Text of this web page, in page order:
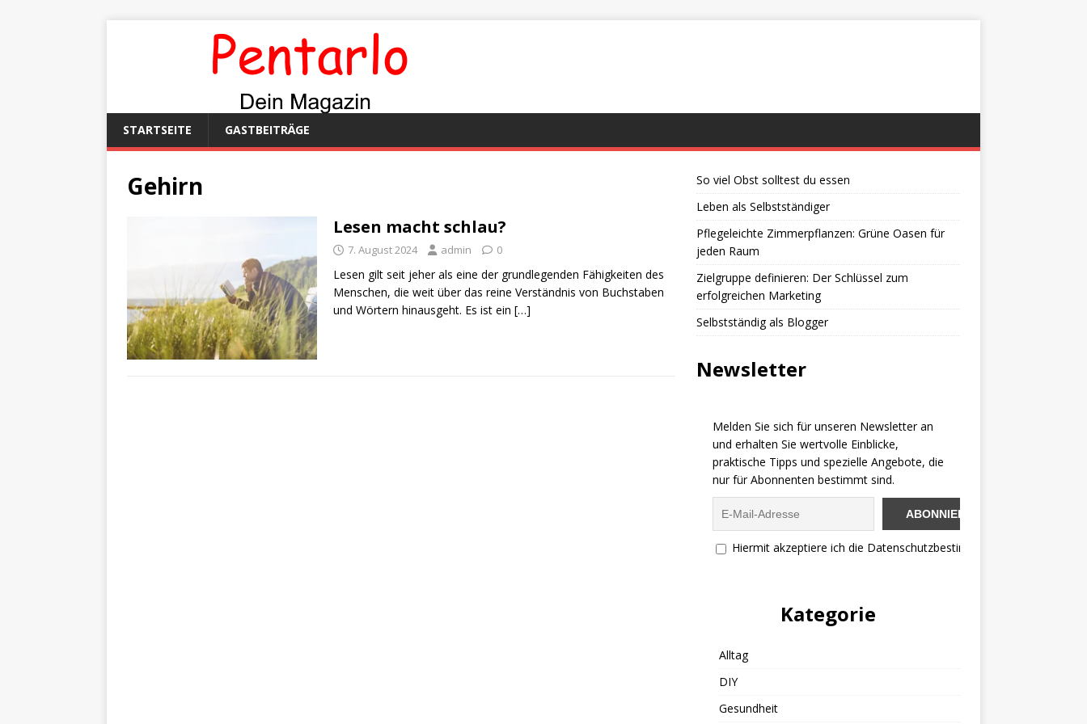
STARTSEITE GASTBEITRÄGE
Gehirn
Lesen macht schlau?
7. August 2024 admin 0
Lesen gilt seit jeher als eine der grundlegenden Fähigkeiten des
Menschen, die weit über das reine Verständnis von Buchstaben
und Wörtern hinausgeht. Es ist ein […]
So viel Obst solltest du essen
Leben als Selbstständiger
Pflegeleichte Zimmerpflanzen: Grüne Oasen für
jeden Raum
Zielgruppe definieren: Der Schlüssel zum
erfolgreichen Marketing
Selbstständig als Blogger
Newsletter
Melden Sie sich für unseren Newsletter an
und erhalten Sie wertvolle Einblicke,
praktische Tipps und spezielle Angebote, die
nur für Abonnenten bestimmt sind.
Hiermit akzeptiere ich die Datenschutzbestimmungen
Kategorie
Alltag
DIY
Gesundheit